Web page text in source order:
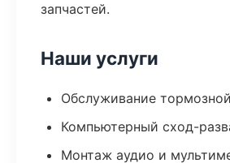
запчастей.
Наши услуги
Обслуживание
Компьютерный сход-
Монтаж аудио и